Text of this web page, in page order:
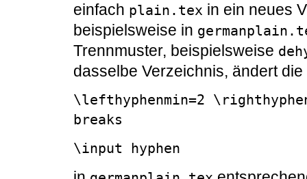
einfach plain.tex in ein neues
beispielsweise in
Trennmuster, beispielsweise
dasselbe Verzeichnis, ändert die
\lefthyphenmin=2
breaks
\input hyphen